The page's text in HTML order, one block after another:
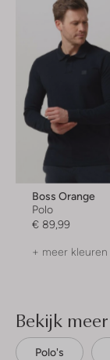
Boss Orange
Polo
€ 89,99
+ meer kleuren
Bekijk meer
Polo's